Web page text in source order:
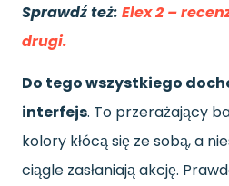
Sprawdź też: Elex 2 –
drugi.
Do tego wszystkiego
interfejs. To przerażający
kolory kłócą się ze sobą, a
ciągle zasłaniają akcję.